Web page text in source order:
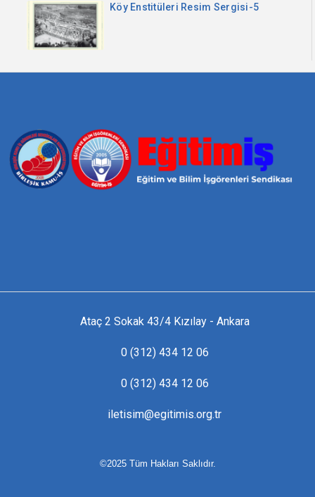
Köy Enstitüleri Resim Sergisi-5
Ataç 2 Sokak 43/4 Kızılay - Ankara
0 (312) 434 12 06
0 (312) 434 12 06
iletisim@egitimis.org.tr
©2025 Tüm Hakları Saklıdır.